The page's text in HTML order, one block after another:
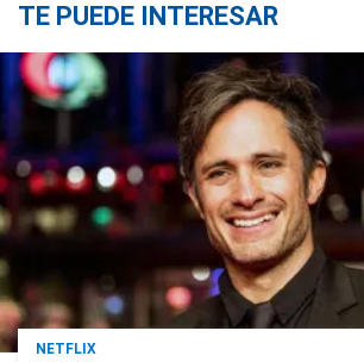
TE PUEDE INTERESAR
NETFLIX